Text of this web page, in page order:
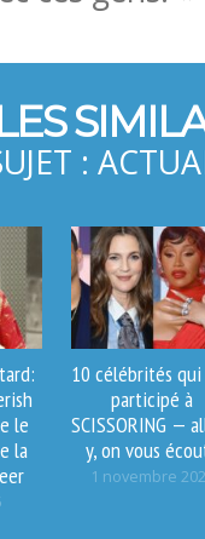
:
le
la
10 célébrités
participé à
SCISSORING —
y, on vous
1 novembre